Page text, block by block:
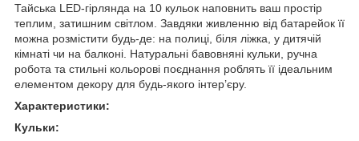
Тайська LED-гірлянда на 10 кульок наповнить ваш простір
теплим, затишним світлом. Завдяки живленню від батарейок її
можна розмістити будь-де: на полиці, біля ліжка, у дитячій
кімнаті чи на балконі. Натуральні бавовняні кульки, ручна
робота та стильні кольорові поєднання роблять її ідеальним
елементом декору для будь-якого інтер’єру.
Характеристики:
Кульки: